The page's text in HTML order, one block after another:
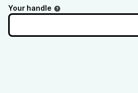
Your handle